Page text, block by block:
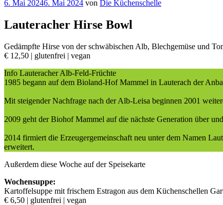
Veröffentlicht
6. Mai 20246. Mai 2024 von Die Küchenschelle
Lauteracher Hirse Bowl
Gedämpfte Hirse von der schwäbischen Alb, Blechgemüse und
€ 12,50 | glutenfrei | vegan
Info Lauteracher Alb-Feld-Früchte
1985 begann auf dem Bioland-Hof Mammel in Lauterach der
Mit steigender Nachfrage nach der Alb-Leisa beginnen 2001
2009 geht der Biohof Mammel auf die nächste Generation über
2014 firmiert die Erzeugergemeinschaft neu unter dem Namen
erweitert.
Außerdem diese Woche auf der Speisekarte
Wochensuppe:
Kartoffelsuppe mit frischem Estragon aus dem Küchenschellen
€ 6,50 | glutenfrei | vegan